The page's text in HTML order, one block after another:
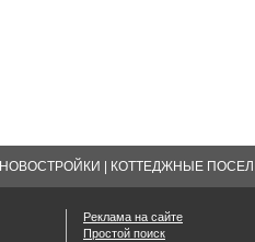
НОВОСТРОЙКИ КОТТЕДЖНЫЕ
Реклама на сайте
Простой поиск